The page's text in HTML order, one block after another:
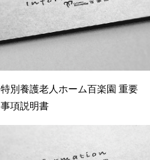
特別養護老人ホーム百楽園 重要
事項説明書